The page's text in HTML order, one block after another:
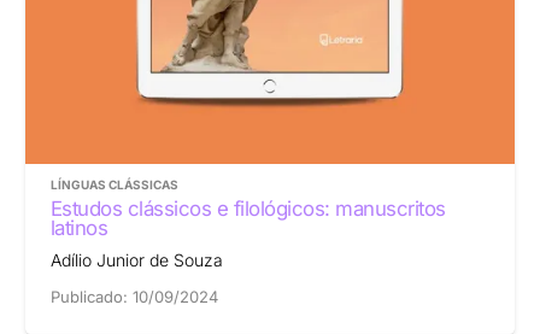
LÍNGUAS CLÁSSICAS
Estudos clássicos e filológicos: manuscritos
latinos
Adílio Junior de Souza
Publicado: 10/09/2024